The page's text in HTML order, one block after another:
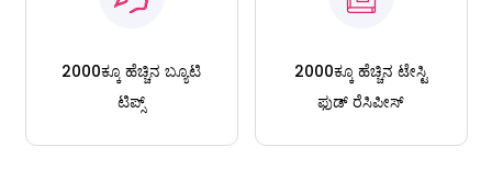
2000ಕ್ಕೂ ಹೆಚ್ಚಿನ ಬ್ಯೂಟಿ
ಟಿಪ್ಸ್
2000ಕ್ಕೂ ಹೆಚ್ಚಿನ ಟೇಸ್ಟಿ
ಫುಡ್ ರೆಸಿಪೀಸ್